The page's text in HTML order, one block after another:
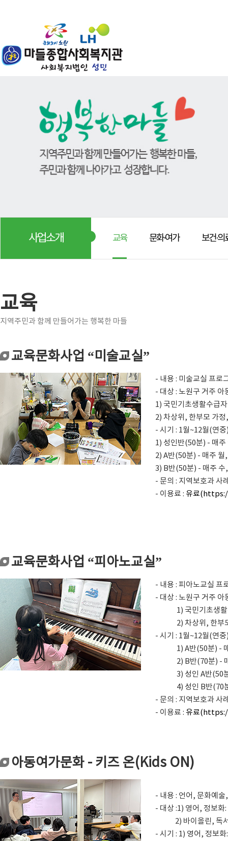
사업소개 교육 문화·여가 보건·의
교육
지역주민과 함께 만들어가는 행복한 마들
교육문화사업 “미술교실”
- 내용 : 미술교실 프로
- 대상 : 노원구 거주
1) 국민기초생활수급
2) 차상위, 한부모 가
- 시기 : 1월~12월(연중
1) 성인반(50분) - 매주
2) A반(50분) - 매주 월
3) B반(50분) - 매주 수
- 문의 : 지역보호과
- 이용료 : 유료
교육문화사업 “피아노교실”
- 내용 : 피아노교실 프
- 대상 : 노원구 거주
1) 국민기초생활
2) 차상위, 한부모
- 시기 : 1월~12월(연중
1) A반(50분) - 매
2) B반(70분) - 매
3) 성인 A반(50분)
4) 성인 B반(70분)
- 문의 : 지역보호과
- 이용료 : 유료
아동여가문화 - 키즈 온(Kids ON)
- 내용 : 언어, 문화예
- 대상 :1) 영어, 정보
2) 바이올린, 독서
- 시기 : 1) 영어, 정보